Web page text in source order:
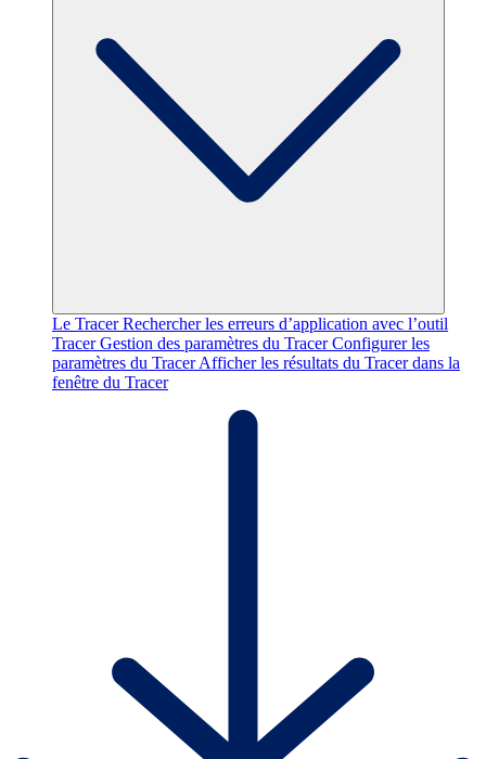
Le TracerRechercher les erreurs d’application avec l’outil
TracerGestion des paramètres du TracerConfigurer les
paramètres du TracerAfficher les résultats du Tracer dans la
fenêtre du Tracer